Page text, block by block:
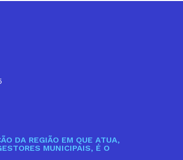
DA REGIÃO EM QUE ATUA,
MUNICIPAIS, É O